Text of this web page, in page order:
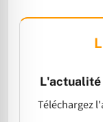
L'actualité
Téléchargez